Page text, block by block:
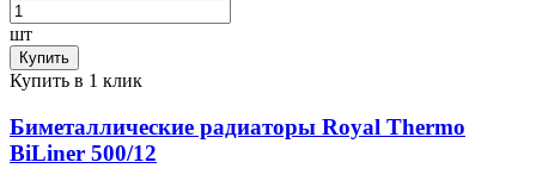
шт
Купить
Купить в 1 клик
Биметаллические радиаторы Royal Thermo
BiLiner 500/12